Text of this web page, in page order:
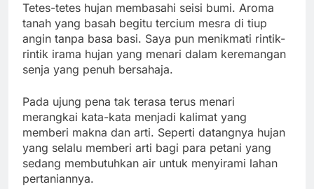
Tetes-tetes hujan membasahi seisi bumi. Aroma
tanah yang basah begitu tercium mesra di tiup
angin tanpa basa basi. Saya pun menikmati rintik-
rintik irama hujan yang menari dalam keremangan
senja yang penuh bersahaja.
Pada ujung pena tak terasa terus menari
merangkai kata-kata menjadi kalimat yang
memberi makna dan arti. Seperti datangnya hujan
yang selalu memberi arti bagi para petani yang
sedang membutuhkan air untuk menyirami lahan
pertaniannya.